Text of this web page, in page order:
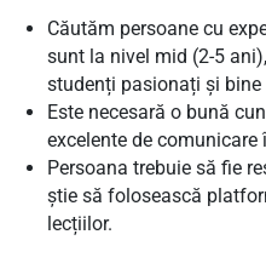
Căutăm persoane cu
sunt la nivel mid (2-5
studenți pasionați și bine
Este necesară o bună
excelente de
Persoana trebuie să fie
știe să folosească
lecțiilor.